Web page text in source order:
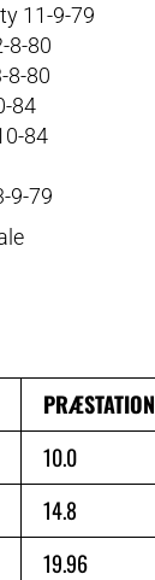
11-9-79
8-80
8-80
84
84
9-79
PRÆSTATION
10.0
14.8
19.96